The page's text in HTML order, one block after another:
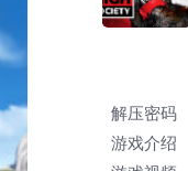
解压密码
游戏介绍